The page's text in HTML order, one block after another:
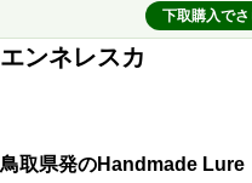
下取購入で
エンネレスカ
鳥取県発のHandmade Lure